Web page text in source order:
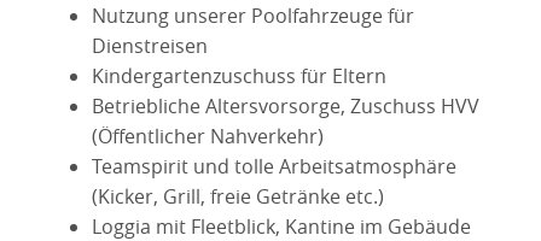
Nutzung unserer Poolfahrzeuge für
Dienstreisen
Kindergartenzuschuss für Eltern
Betriebliche Altersvorsorge, Zuschuss HVV
(Öffentlicher Nahverkehr)
Teamspirit und tolle Arbeitsatmosphäre
(Kicker, Grill, freie Getränke etc.)
Loggia mit Fleetblick, Kantine im Gebäude